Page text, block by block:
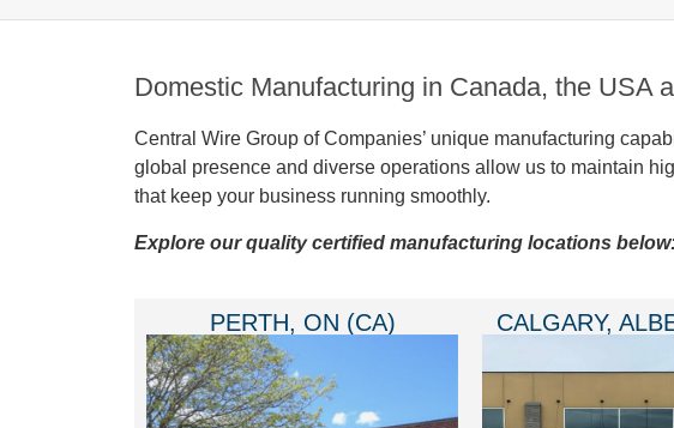
Domestic Manufacturing in Canada, the USA
Central Wire Group of Companies’ unique manufacturing
global presence and diverse operations allow us to maintain
that keep your business running smoothly.
Explore our quality certified manufacturing locations
PERTH, ON (CA) CALGARY,